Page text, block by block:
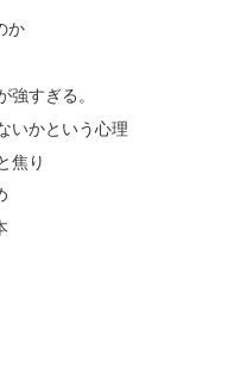
か
強すぎる。
いかという心理
焦り